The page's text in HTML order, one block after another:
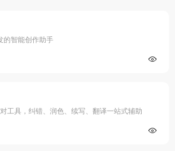
的智能创作助手
工具，纠错、润色、续写、翻译一站式辅助